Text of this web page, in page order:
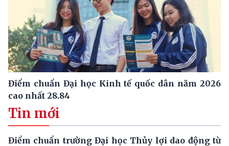
Điểm chuẩn Đại học Kinh tế quốc dân năm 2026
cao nhất 28.84
Tin mới
Điểm chuẩn trường Đại học Thủy lợi dao động từ